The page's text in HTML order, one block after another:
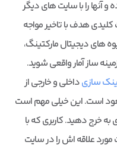
آنها را با سایت های دیگر
کلیدی هدف با تاخیر مواجه
های دیجیتال مارکتینگ،
ساز آمار واقعی شوید.
سازیداخلی و خارجی از
است. این خیلی مهم است
خرج دهید. کاربری که با
علاقه اش را در سایت